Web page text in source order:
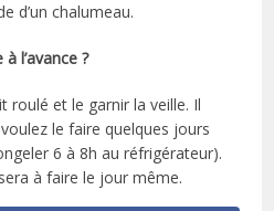
d’un chalumeau.
l’avance ?
roulé et le garnir la veille. Il
le faire quelques jours
6 à 8h au réfrigérateur).
à faire le jour même.